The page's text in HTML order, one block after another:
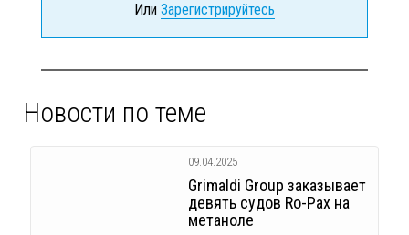
Или Зарегистрируйтесь
Новости по теме
09.04.2025
Grimaldi Group заказывает
девять судов Ro-Pax на
метаноле